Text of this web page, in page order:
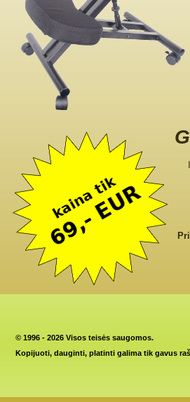
© 1996 - 2026 Visos teisės saugomos.
Kopijuoti, dauginti, platinti galima tik gavus